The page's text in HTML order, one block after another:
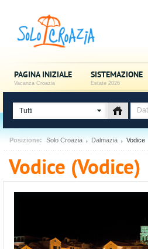
PAGINA INIZIALE
Vacanza Croazia
SISTEMAZIONE
Estate 2026
Tutti
Posizione: Solo Croazia Dalmazia Vodice
Vodice (Vodice)